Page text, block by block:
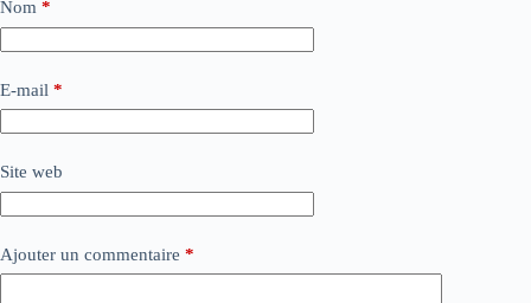
Nom *
E-mail *
Site web
Ajouter un commentaire *